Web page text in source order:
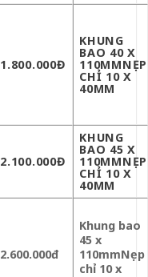
1.800.000Đ
KHUNG
BAO 40 X
110MMNẸP
CHỈ 10 X
40MM
2.100.000Đ
KHUNG
BAO 45 X
110MMNẸP
CHỈ 10 X
40MM
2.600.000đ
Khung bao
45 x
110mmNẹp
chỉ 10 x